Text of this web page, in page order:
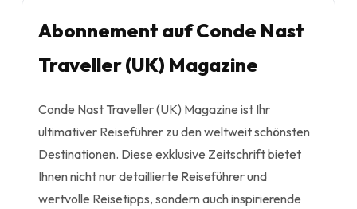
Abonnement auf Conde Nast
Traveller (UK) Magazine
Conde Nast Traveller (UK) Magazine ist Ihr
ultimativer Reiseführer zu den weltweit schönsten
Destinationen. Diese exklusive Zeitschrift bietet
Ihnen nicht nur detaillierte Reiseführer und
wertvolle Reisetipps, sondern auch inspirierende